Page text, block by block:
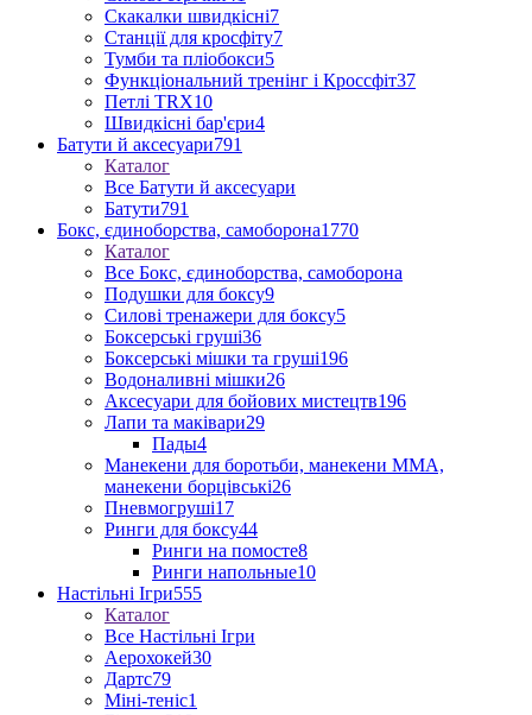
Скакалки швидкісні7
Станції для кросфіту7
Тумби та пліобокси5
Функціональний тренінг і Кроссфіт37
Петлі TRX10
Швидкісні бар'єри4
Батути й аксесуари791
Каталог
Все Батути й аксесуари
Батути791
Бокс, єдиноборства, самоборона1770
Каталог
Все Бокс, єдиноборства, самоборона
Подушки для боксу9
Силові тренажери для боксу5
Боксерські груші36
Боксерські мішки та груші196
Водоналивні мішки26
Аксесуари для бойових мистецтв196
Лапи та маківари29
Пады4
Манекени для боротьби, манекени ММА,
манекени борцівські26
Пневмогруші17
Ринги для боксу44
Ринги на помосте8
Ринги напольные10
Настільні Ігри555
Каталог
Все Настільні Ігри
Аерохокей30
Дартс79
Міні-теніс1